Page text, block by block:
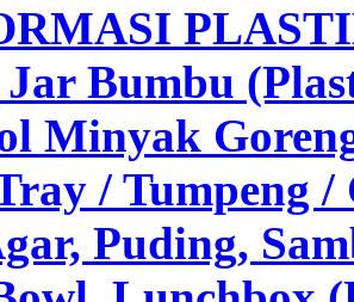
Bumbu
Minyak
/ Tumpeng /
Puding,